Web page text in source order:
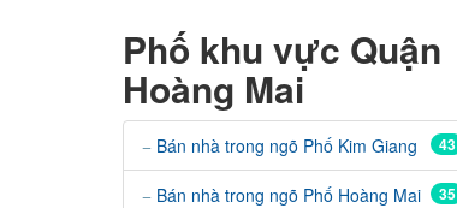
Phố khu vực Quận
Hoàng Mai
43
Bán nhà trong ngõ Phố Kim Giang
35
Bán nhà trong ngõ Phố Hoàng Mai